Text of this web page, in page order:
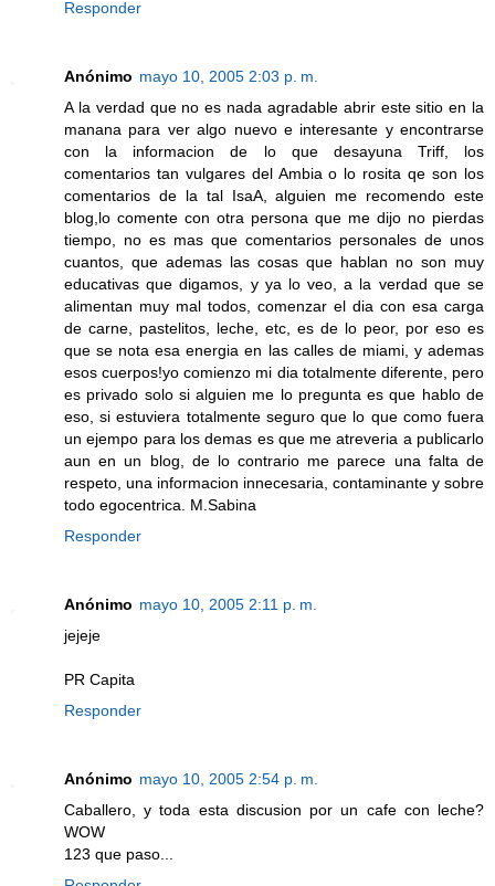
Responder
Anónimo mayo 10, 2005 2:03 p. m.
A la verdad que no es nada agradable abrir este sitio en la
manana para ver algo nuevo e interesante y encontrarse
con la informacion de lo que desayuna Triff, los
comentarios tan vulgares del Ambia o lo rosita qe son los
comentarios de la tal IsaA, alguien me recomendo este
blog,lo comente con otra persona que me dijo no pierdas
tiempo, no es mas que comentarios personales de unos
cuantos, que ademas las cosas que hablan no son muy
educativas que digamos, y ya lo veo, a la verdad que se
alimentan muy mal todos, comenzar el dia con esa carga
de carne, pastelitos, leche, etc, es de lo peor, por eso es
que se nota esa energia en las calles de miami, y ademas
esos cuerpos!yo comienzo mi dia totalmente diferente, pero
es privado solo si alguien me lo pregunta es que hablo de
eso, si estuviera totalmente seguro que lo que como fuera
un ejempo para los demas es que me atreveria a publicarlo
aun en un blog, de lo contrario me parece una falta de
respeto, una informacion innecesaria, contaminante y sobre
todo egocentrica. M.Sabina
Responder
Anónimo mayo 10, 2005 2:11 p. m.
jejeje
PR Capita
Responder
Anónimo mayo 10, 2005 2:54 p. m.
Caballero, y toda esta discusion por un cafe con leche?
WOW
123 que paso...